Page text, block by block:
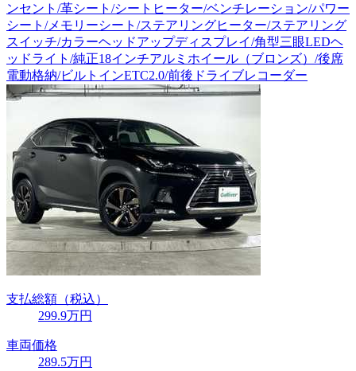
ンセント/革シート/シートヒーター/ベンチレーション/パワー
シート/メモリーシート/ステアリングヒーター/ステアリング
スイッチ/カラーヘッドアップディスプレイ/角型三眼LEDヘ
ッドライト/純正18インチアルミホイール（ブロンズ）/後席
電動格納/ビルトインETC2.0/前後ドライブレコーダー
支払総額 （税込）
299.9万円
車両価格
289.5万円